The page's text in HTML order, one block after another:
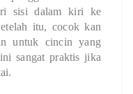
sisi dalam kiri ke
itu, cocok kan
untuk cincin yang
sangat praktis jika